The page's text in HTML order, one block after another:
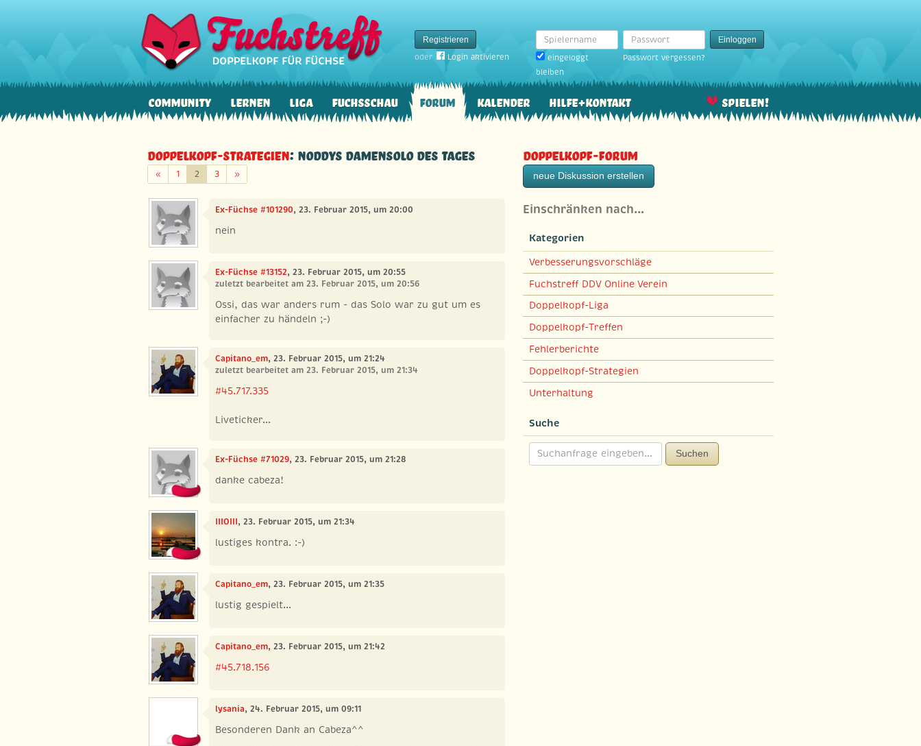
Registrieren
oder
Login aktivieren
Spielername
eingeloggt
bleiben
Passwort
Einloggen
Passwort vergessen?
Community Lernen Liga Fuchsschau Forum Kalender Hilfe+Kontakt Spielen!
Doppelkopf-Strategien: Noddys Damensolo des Tages
«Zurück
1 2 3 »Weiter
Ex-Füchse #101290, 23. Februar 2015, um 20:00
nein
Ex-Füchse #13152, 23. Februar 2015, um 20:55
zuletzt bearbeitet am 23. Februar 2015, um 20:56
Ossi, das war anders rum - das Solo war zu gut um es
einfacher zu händeln ;-)
Capitano_em, 23. Februar 2015, um 21:24
zuletzt bearbeitet am 23. Februar 2015, um 21:34
#45.717.335
Liveticker...
Ex-Füchse #71029, 23. Februar 2015, um 21:28
danke cabeza!
IIIOIII, 23. Februar 2015, um 21:34
lustiges kontra. :-)
Capitano_em, 23. Februar 2015, um 21:35
lustig gespielt...
Capitano_em, 23. Februar 2015, um 21:42
#45.718.156
lysania, 24. Februar 2015, um 09:11
Besonderen Dank an Cabeza^^
Doppelkopf-Forum
neue Diskussion erstellen
Einschränken nach…
Kategorien
Verbesserungsvorschläge
Fuchstreff DDV Online Verein
Doppelkopf-Liga
Doppelkopf-Treffen
Fehlerberichte
Doppelkopf-Strategien
Unterhaltung
Suche
Suchen